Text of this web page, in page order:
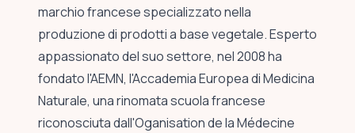
marchio francese specializzato nella
produzione di prodotti a base vegetale. Esperto
appassionato del suo settore, nel 2008 ha
fondato l'AEMN, l'Accademia Europea di Medicina
Naturale, una rinomata scuola francese
riconosciuta dall'Oganisation de la Médecine